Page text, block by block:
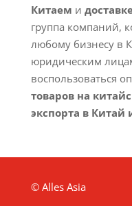
Китаем и
группа компаний,
любому бизнесу в
юридическим
воспользоваться
товаров на
экспорта в Китай
© Alles Asia